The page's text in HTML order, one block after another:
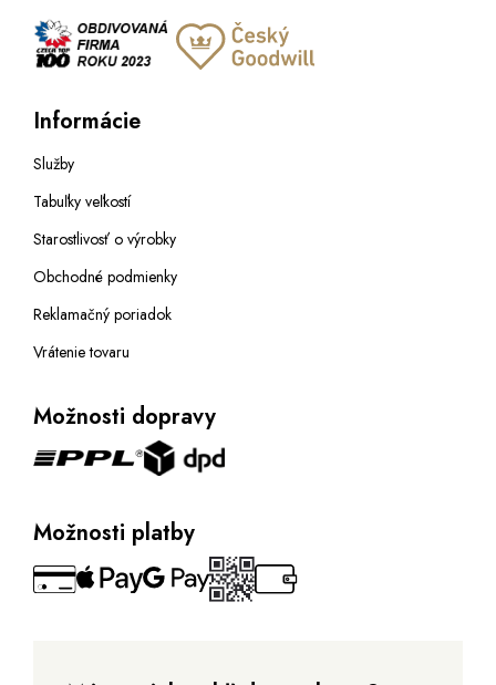
Informácie
Služby
Tabuľky veľkostí
Starostlivosť o výrobky
Obchodné podmienky
Reklamačný poriadok
Vrátenie tovaru
Možnosti dopravy
Možnosti platby